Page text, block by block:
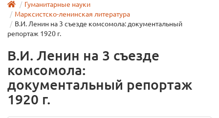
Гуманитарные науки
Марксистско-ленинская литература
В.И. Ленин на 3 съезде комсомола: документальный
репортаж 1920 г.
В.И. Ленин на 3 съезде
комсомола:
документальный репортаж
1920 г.